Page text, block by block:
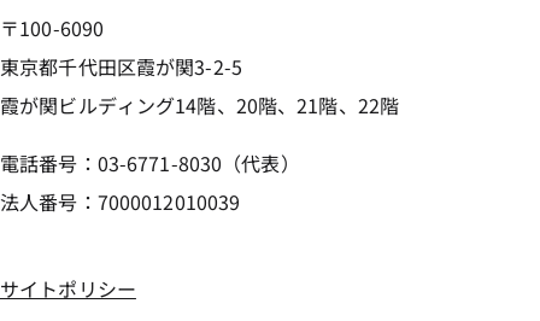
〒100-6090
東京都千代田区霞が関3-2-5
霞が関ビルディング14階、20階、21階、22階
電話番号：03-6771-8030（代表）
法人番号：7000012010039
サイトポリシー